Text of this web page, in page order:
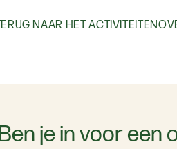
NAAR HET
je in voor een